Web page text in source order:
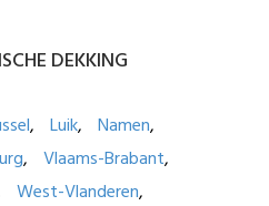
DEKKING
Luik
Namen
Vlaams-Brabant
West-Vlanderen